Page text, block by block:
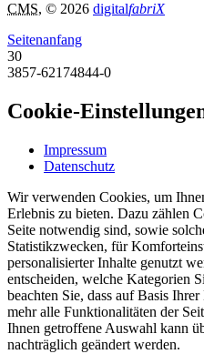
CMS, © 2026 digitalfabriX
Seitenanfang
30
3857-62174844-0
Cookie-
Impressum
Datenschutz
Wir verwenden Cookies, um
Erlebnis zu bieten. Dazu zählen
Seite notwendig sind, sowie
Statistikzwecken, für
personalisierter Inhalte genutzt
entscheiden, welche Kategorien
beachten Sie, dass auf Basis
mehr alle Funktionalitäten der
Ihnen getroffene Auswahl kann
nachträglich geändert werden.